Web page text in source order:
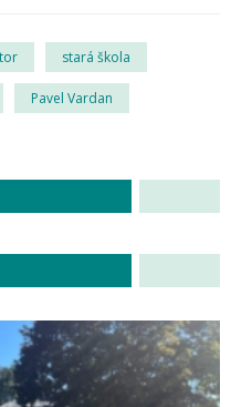
stará škola
Pavel Vardan